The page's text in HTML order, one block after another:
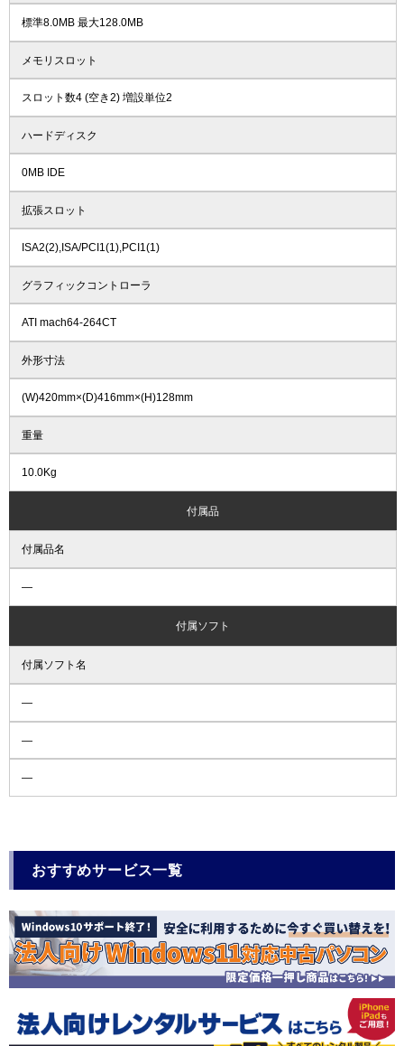
標準8.0MB 最大128.0MB
メモリスロット
スロット数4 (空き2) 増設単位2
ハードディスク
0MB IDE
拡張スロット
ISA2(2),ISA/PCI1(1),PCI1(1)
グラフィックコントローラ
ATI mach64-264CT
外形寸法
(W)420mm×(D)416mm×(H)128mm
重量
10.0Kg
付属品
付属品名
―
付属ソフト
付属ソフト名
―
―
―
おすすめサービス一覧